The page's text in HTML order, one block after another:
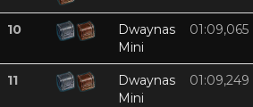
10
Dwaynas
Mini
01:09,065
11
Dwaynas
Mini
01:09,249